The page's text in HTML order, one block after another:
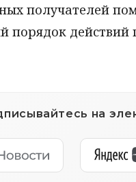
получателей
порядок
на